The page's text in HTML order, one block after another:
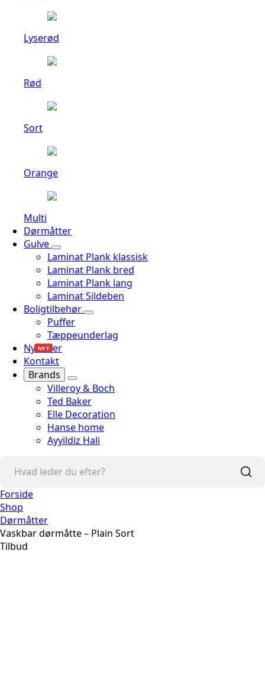
Lyserød
Rød
Sort
Orange
Multi
Dørmåtter
Gulve
Laminat Plank klassisk
Laminat Plank bred
Laminat Plank lang
Laminat Sildeben
Boligtilbehør
Puffer
Tæppeunderlag
Nyheder
NYT
Kontakt
Brands
Villeroy & Boch
Ted Baker
Elle Decoration
Hanse home
Ayyildiz Hali
Forside
Shop
Dørmåtter
Vaskbar dørmåtte – Plain Sort
Tilbud